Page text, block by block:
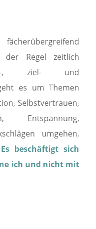
Regel zeitlich
, ziel- und
es um Themen
Selbstvertrauen,
Entspannung,
umgehen,
Es beschäftigt sich
ich und nicht mit